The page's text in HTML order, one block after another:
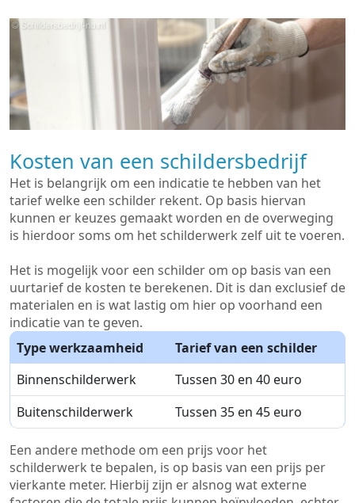
Kosten van een schildersbedrijf
Het is belangrijk om een indicatie te hebben van het
tarief welke een schilder rekent. Op basis hiervan
kunnen er keuzes gemaakt worden en de overweging
is hierdoor soms om het schilderwerk zelf uit te voeren.
Het is mogelijk voor een schilder om op basis van een
uurtarief de kosten te berekenen. Dit is dan exclusief de
materialen en is wat lastig om hier op voorhand een
indicatie van te geven.
Type werkzaamheid
Tarief van een schilder
Binnenschilderwerk
Tussen 30 en 40 euro
Buitenschilderwerk
Tussen 35 en 45 euro
Een andere methode om een prijs voor het
schilderwerk te bepalen, is op basis van een prijs per
vierkante meter. Hierbij zijn er alsnog wat externe